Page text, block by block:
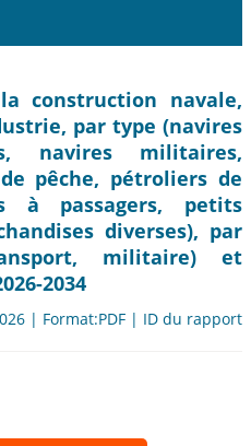
construction navale,
par type (navires
navires militaires,
pêche, pétroliers de
à passagers, petits
diverses), par
militaire) et
2034
| Format:PDF | ID du rapport: